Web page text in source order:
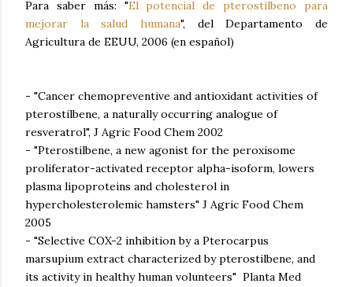
Para saber más: "El potencial de pterostilbeno para
mejorar la salud humana", del Departamento de
Agricultura de EEUU, 2006 (en español)
- "Cancer chemopreventive and antioxidant activities of
pterostilbene, a naturally occurring analogue of
resveratrol", J Agric Food Chem 2002
- "Pterostilbene, a new agonist for the peroxisome
proliferator-activated receptor alpha-isoform, lowers
plasma lipoproteins and cholesterol in
hypercholesterolemic hamsters" J Agric Food Chem
2005
- "Selective COX-2 inhibition by a Pterocarpus
marsupium extract characterized by pterostilbene, and
its activity in healthy human volunteers" Planta Med